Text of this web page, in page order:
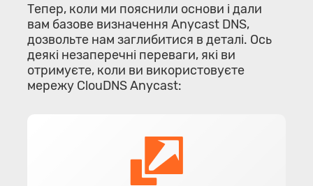
Тепер, коли ми пояснили основи і дали
вам базове визначення Anycast DNS,
дозвольте нам заглибитися в деталі. Ось
деякі незаперечні переваги, які ви
отримуєте, коли ви використовуєте
мережу ClouDNS Anycast: